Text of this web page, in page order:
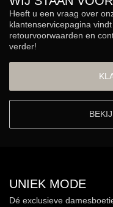
Heeft u een vraag over
klantenservicepagina
retourvoorwaarden en
verder!
UNIEK MODE
Dé exclusieve